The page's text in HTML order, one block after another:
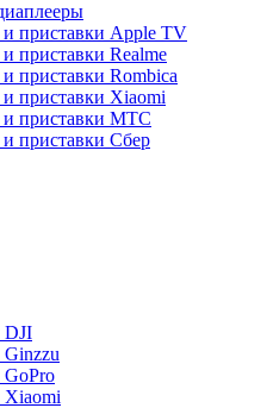
приставки Apple TV
приставки Realme
приставки Rombica
приставки Xiaomi
приставки МТС
приставки Сбер